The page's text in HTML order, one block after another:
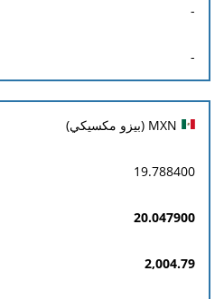
-
-
19.788400
20.047900
2,004.79